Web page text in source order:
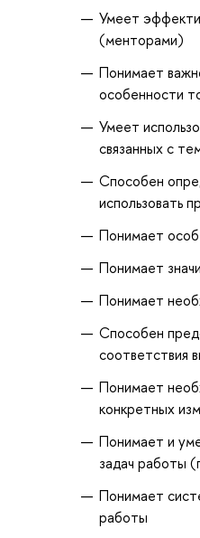
Умеет
(менторами)
Понимает
особенности
Умеет
связанных с
Способен
использовать
Понимает
Понимает
Понимает
Способен
соответствия
Понимает
конкретных
Понимает и
задач работы
Понимает
работы